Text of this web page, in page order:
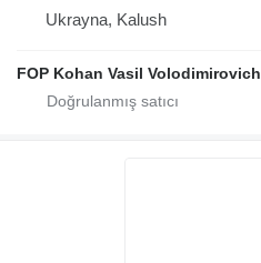
Ukrayna, Kalush
FOP Kohan Vasil Volodimirovich